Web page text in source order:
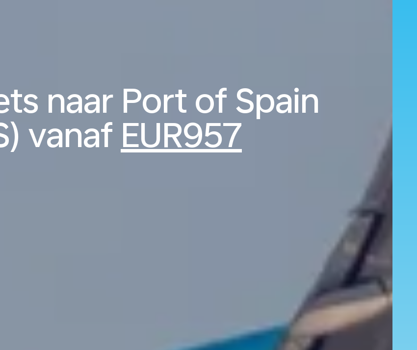
naar Port of Spain
vanaf EUR957